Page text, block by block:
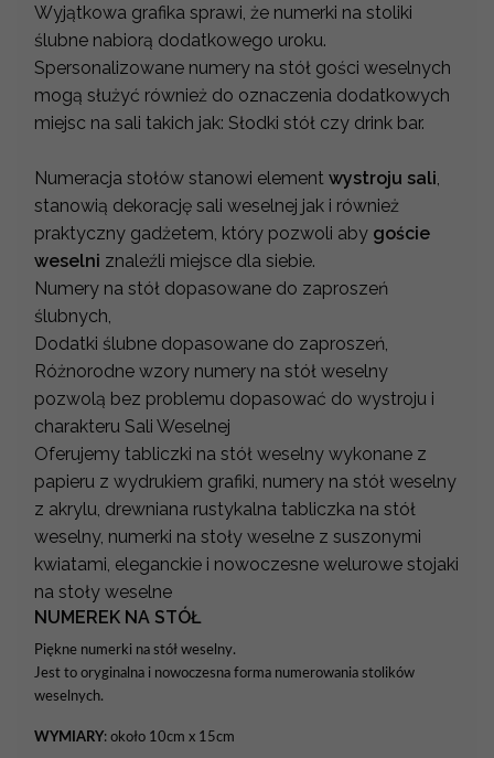
Wyjątkowa grafika sprawi, że numerki na stoliki
ślubne nabiorą dodatkowego uroku.
Spersonalizowane numery na stół gości weselnych
mogą służyć również do oznaczenia dodatkowych
miejsc na sali takich jak: Słodki stół czy drink bar.
Numeracja stołów stanowi element wystroju sali
stanowią dekorację sali weselnej jak i również
praktyczny gadżetem, który pozwoli aby goście
weselni znaleźli miejsce dla siebie.
Numery na stół dopasowane do zaproszeń
ślubnych,
Dodatki ślubne dopasowane do zaproszeń,
Różnorodne wzory numery na stół weselny
pozwolą bez problemu dopasować do wystroju i
charakteru Sali Weselnej
Oferujemy tabliczki na stół weselny wykonane z
papieru z wydrukiem grafiki, numery na stół weselny
z akrylu, drewniana rustykalna tabliczka na stół
weselny, numerki na stoły weselne z suszonymi
kwiatami, eleganckie i nowoczesne welurowe stojaki
na stoły weselne
NUMEREK NA STÓŁ
Piękne numerki na stół weselny.
Jest to oryginalna i nowoczesna forma numerowania stolików
weselnych.
WYMIARY: około 10cm x 15cm